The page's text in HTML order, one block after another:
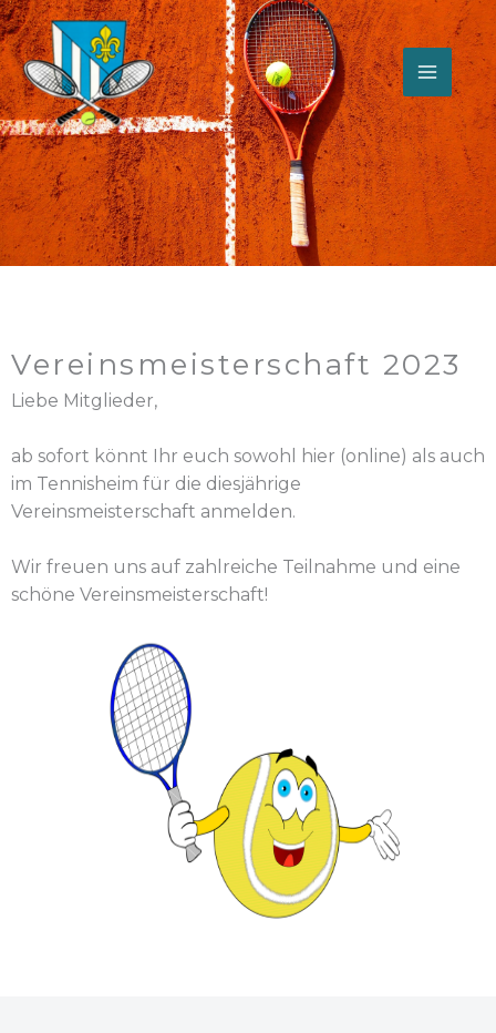
Zum
Inhalt
springen
Vereinsmeisterschaft 2023
Liebe Mitglieder,
ab sofort könnt Ihr euch sowohl hier (online) als auch
im Tennisheim für die diesjährige
Vereinsmeisterschaft anmelden.
Wir freuen uns auf zahlreiche Teilnahme und eine
schöne Vereinsmeisterschaft!